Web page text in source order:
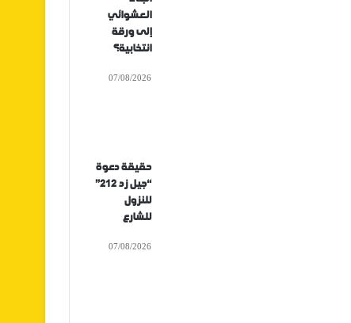
العشوائي
إلى ورقة
انتخابية؟
07/08/2026
حقيقة دعوة
“جيل زد 212”
للنزول
للشارع
07/08/2026